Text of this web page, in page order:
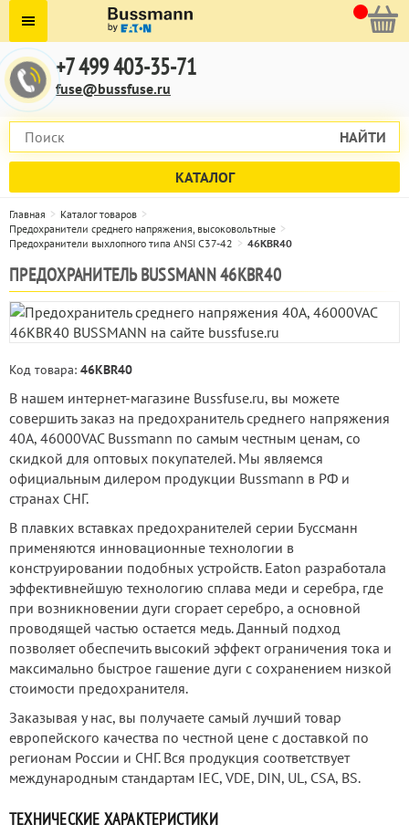
+7 499 403-35-71
fuse@bussfuse.ru
НАЙТИ
КАТАЛОГ
Главная
Каталог товаров
Предохранители среднего напряжения, высоковольтные
Предохранители выхлопного типа ANSI C37-42
46KBR40
ПРЕДОХРАНИТЕЛЬ BUSSMANN 46KBR40
Код товара: 46KBR40
В нашем интернет-магазине Bussfuse.ru, вы можете
совершить заказ на предохранитель среднего напряжения
40А, 46000VAC Bussmann по самым честным ценам, со
скидкой для оптовых покупателей. Мы являемся
официальным дилером продукции Bussmann в РФ и
странах СНГ.
В плавких вставках предохранителей серии Буссманн
применяются инновационные технологии в
конструировании подобных устройств. Eaton разработала
эффективнейшую технологию сплава меди и серебра, где
при возникновении дуги сгорает серебро, а основной
проводящей частью остается медь. Данный подход
позволяет обеспечить высокий эффект ограничения тока и
максимально быстрое гашение дуги с сохранением низкой
стоимости предохранителя.
Заказывая у нас, вы получаете самый лучший товар
европейского качества по честной цене с доставкой по
регионам России и СНГ. Вся продукция соответствует
международным стандартам IEC, VDE, DIN, UL, CSA, BS.
ТЕХНИЧЕСКИЕ ХАРАКТЕРИСТИКИ